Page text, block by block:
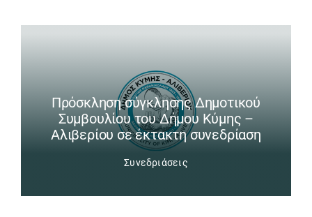
Πρόσκληση σύγκλησης Δημοτικού
Συμβουλίου του Δήμου Κύμης –
Αλιβερίου σε έκτακτη συνεδρίαση
Συνεδριάσεις